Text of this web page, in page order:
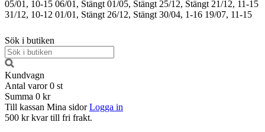
05/01, 10-15 06/01, Stängt 01/05, Stängt 25/12, Stängt 21/12, 11-15
31/12, 10-12 01/01, Stängt 26/12, Stängt 30/04, 1-16 19/07, 11-15
Sök i butiken
Kundvagn
Antal varor 0 st
Summa 0 kr
Till kassan Mina sidor Logga in
500 kr kvar till fri frakt.